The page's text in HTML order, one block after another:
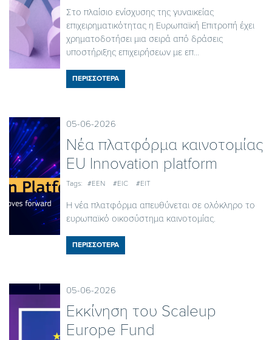
Στο πλαίσιο ενίσχυσης της γυναικείας
επιχειρηματικότητας η Ευρωπαϊκή Επιτροπή έχει
χρηματοδοτήσει μια σειρά από δράσεις
υποστήριξης επιχειρήσεων με επ...
ΠΕΡΙΣΣΟΤΕΡΑ
05-06-2026
Nέα πλατφόρμα καινοτομίας
EU Innovation platform
Tags: #EEN #EIC #EIT
Η νέα πλατφόρμα απευθύνεται σε ολόκληρο το
ευρωπαϊκό οικοσύστημα καινοτομίας.
ΠΕΡΙΣΣΟΤΕΡΑ
05-06-2026
Εκκίνηση του Scaleup
Europe Fund